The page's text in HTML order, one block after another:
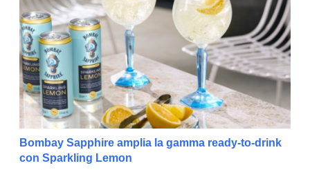
Bombay Sapphire amplia la gamma ready-to-drink
con Sparkling Lemon